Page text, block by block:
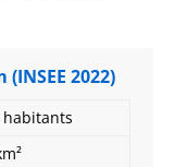
2022)
habitants